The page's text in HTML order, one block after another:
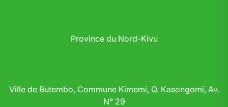
Province du Nord-Kivu
Ville de Butembo, Commune Kimemi, Q. Kasongomi, Av.
N° 29